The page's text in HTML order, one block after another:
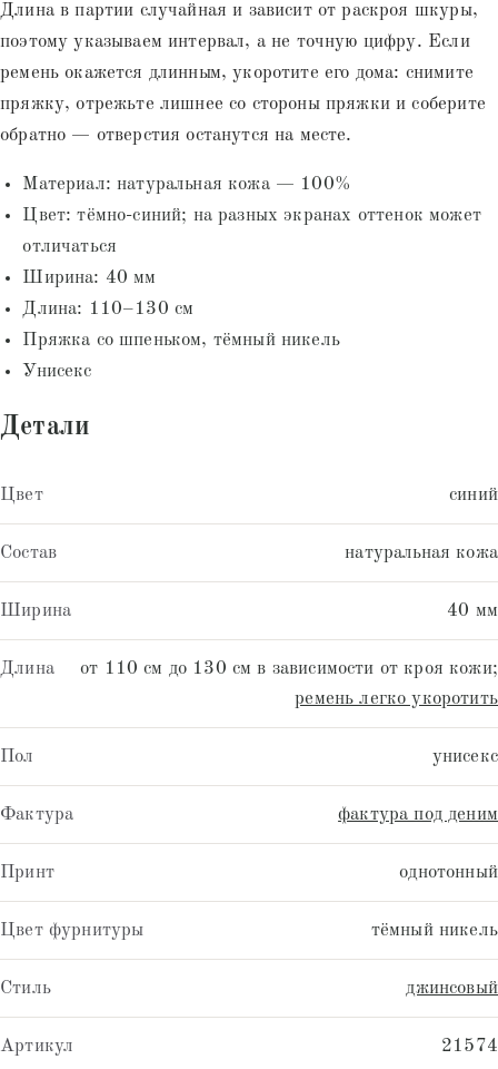
Длина в партии случайная и зависит от раскроя шкуры,
поэтому указываем интервал, а не точную цифру. Если
ремень окажется длинным, укоротите его дома: снимите
пряжку, отрежьте лишнее со стороны пряжки и соберите
обратно — отверстия останутся на месте.
Материал: натуральная кожа — 100%
Цвет: тёмно-синий; на разных экранах оттенок может
отличаться
Ширина: 40 мм
Длина: 110–130 см
Пряжка со шпеньком, тёмный никель
Унисекс
Детали
Цвет синий
Состав натуральная кожа
Ширина 40 мм
Длина
от 110 см до 130 см в зависимости от кроя кожи;
ремень легко укоротить
Пол унисекс
Фактура фактура под деним
Принт однотонный
Цвет фурнитуры тёмный никель
Стиль джинсовый
Артикул 21574